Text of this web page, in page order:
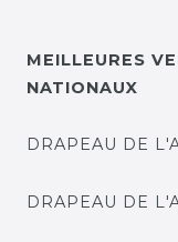
MEILLEURES
NATIONAUX
DRAPEAU DE
DRAPEAU DE